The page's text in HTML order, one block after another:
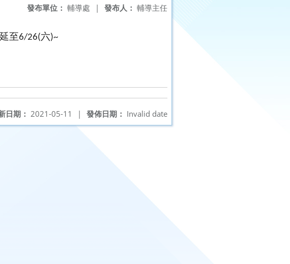
發布人： 輔導主任
發布單位： 輔導處 |
至6/26(六)~
發佈日期： Invalid date
日期： 2021-05-11 |